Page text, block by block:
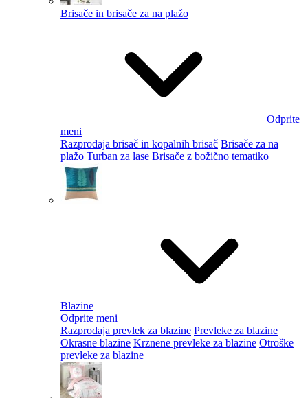
Brisače in brisače za na plažo
Odprite
meni
Razprodaja brisač in kopalnih brisač Brisače za na
plažo Turban za lase Brisače z božično tematiko
Blazine
Odprite meni
Razprodaja prevlek za blazine Prevleke za blazine
Okrasne blazine Krznene prevleke za blazine Otroške
prevleke za blazine